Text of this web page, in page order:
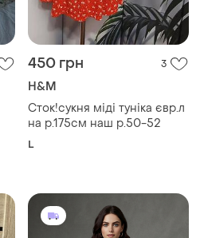
450 грн 3
H&M
Сток!сукня міді туніка євр.л
на р.175см наш р.50-52
L